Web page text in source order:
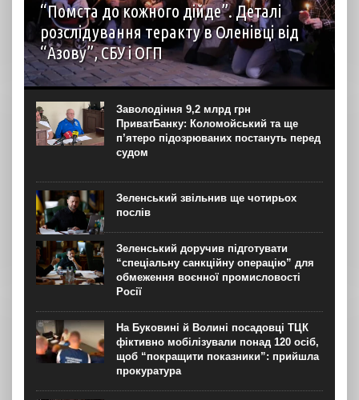
“Помста до кожного дійде”. Деталі
розслідування теракту в Оленівці від
“Азову”, СБУ і ОГП
автор: Наталія Терамае 28 липня рідні вцілілих
“азовців” в Оленівці виступили із шокуючою заявою.
Мовляв, списки полонених у “бараці 200”, де стався
вибух, укладав полонений представник корпусу. Заява...
Заволодіння 9,2 млрд грн
ПриватБанку: Коломойський та ще
п’ятеро підозрюваних постануть перед
судом
Зеленський звільнив ще чотирьох
послів
Зеленський доручив підготувати
“спеціальну санкційну операцію” для
обмеження воєнної промисловості
Росії
На Буковині й Волині посадовці ТЦК
фіктивно мобілізували понад 120 осіб,
щоб “покращити показники”: прийшла
прокуратура